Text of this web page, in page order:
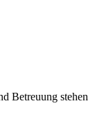
Betreuung stehen